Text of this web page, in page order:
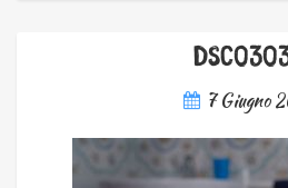
7 Giugno